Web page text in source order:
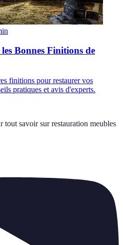
Bonnes Finitions de
finitions pour restaurer vos
pratiques et avis d'experts.
tout savoir sur restauration meubles